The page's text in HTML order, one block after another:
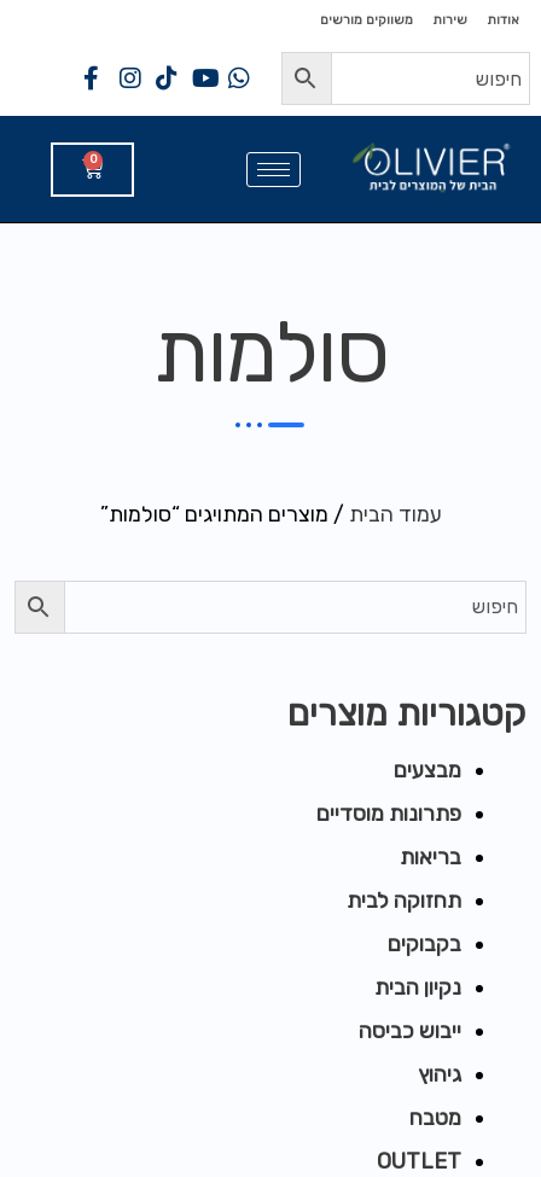
לתוכן
לתוכן
אודות שירות משווקים מורשים
0
סולמות
עמוד הבית / מוצרים המתויגים “סולמות”
קטגוריות מוצרים
מבצעים
פתרונות מוסדיים
בריאות
תחזוקה לבית
בקבוקים
נקיון הבית
ייבוש כביסה
גיהוץ
מטבח
OUTLET